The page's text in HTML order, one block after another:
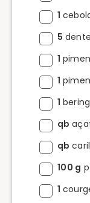
1
5
1
1
1
qb
qb
100 g
1